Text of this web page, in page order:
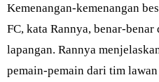
Kemenangan-kemenangan
FC, kata Rannya, benar-
lapangan. Rannya
pemain-pemain dari tim